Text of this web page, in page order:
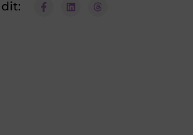
dit: